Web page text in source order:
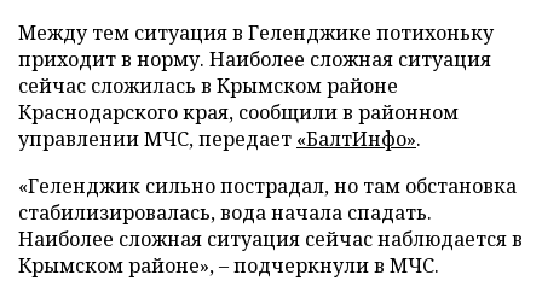
Между тем ситуация в Геленджике потихоньку
приходит в норму. Наиболее сложная ситуация
сейчас сложилась в Крымском районе
Краснодарского края, сообщили в районном
управлении МЧС, передает «БалтИнфо».
«Геленджик сильно пострадал, но там обстановка
стабилизировалась, вода начала спадать.
Наиболее сложная ситуация сейчас наблюдается в
Крымском районе»,–подчеркнули в МЧС.